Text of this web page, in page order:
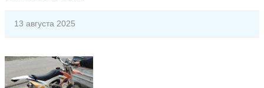
13 августа 2025